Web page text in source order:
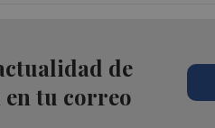
de
en tu correo